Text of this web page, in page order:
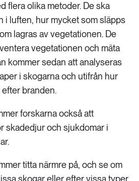
flera olika metoder. De ska
i luften, hur mycket som släpps
lagras av vegetationen. De
vegetationen och mäta
kommer sedan att analyseras
i skogarna och utifrån hur
branden.
forskarna också att
skadedjur och sjukdomar i
titta närmre på, och se om
skogar eller efter vissa typer